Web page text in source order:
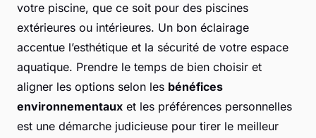
votre piscine, que ce soit pour des piscines
extérieures ou intérieures. Un bon éclairage
accentue l’esthétique et la sécurité de votre espace
aquatique. Prendre le temps de bien choisir et
aligner les options selon les bénéfices
environnementaux et les préférences personnelles
est une démarche judicieuse pour tirer le meilleur